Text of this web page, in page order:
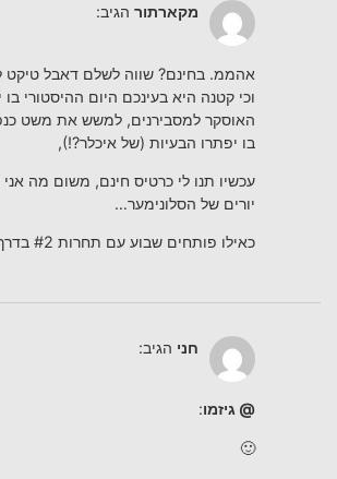
מקארתור הגיב:
אהממ. בחינם? שווה לשלם דאבל טיקט
וכי קטנה היא בעינכם היום ההיסטורי
האוסקר למסבירנים, למשש את משט
בו יפתרו הבעיות (של איכלר?!),
עכשיו תנו לי כרטיס חינם, משום מה
יורים של הסלונימער…
כאילו פותחים שבוע עם תחרות #2 בדרך?
חני הגיב:
@ גיזמו:
🙂